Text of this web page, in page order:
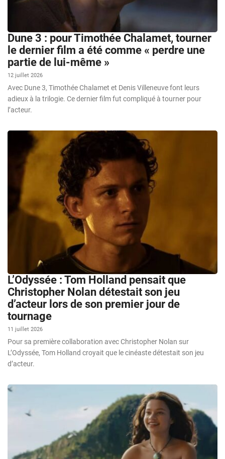
Dune 3 : pour Timothée Chalamet, tourner
le dernier film a été comme « perdre une
partie de lui-même »
12 juillet 2026
Avec Dune 3, Timothée Chalamet et Denis Villeneuve font leurs
adieux à la trilogie. Ce dernier film fut compliqué à tourner pour
l’acteur.
L’Odyssée : Tom Holland pensait que
Christopher Nolan détestait son jeu
d’acteur lors de son premier jour de
tournage
11 juillet 2026
Pour sa première collaboration avec Christopher Nolan sur
L’Odyssée, Tom Holland croyait que le cinéaste détestait son jeu
d’acteur.